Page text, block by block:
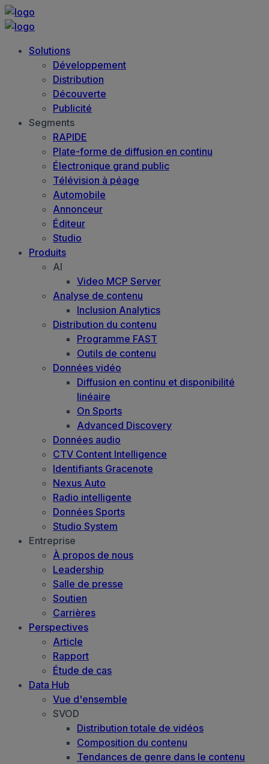
Solutions
Développement
Distribution
Découverte
Publicité
Segments
RAPIDE
Plate-forme de diffusion en continu
Électronique grand public
Télévision à péage
Automobile
Annonceur
Éditeur
Studio
Produits
AI
Video MCP Server
Analyse de contenu
Inclusion Analytics
Distribution du contenu
Programme FAST
Outils de contenu
Données vidéo
Diffusion en continu et disponibilité
linéaire
On Sports
Advanced Discovery
Données audio
CTV Content Intelligence
Identifiants Gracenote
Nexus Auto
Radio intelligente
Données Sports
Studio System
Entreprise
À propos de nous
Leadership
Salle de presse
Soutien
Carrières
Perspectives
Article
Rapport
Étude de cas
Data Hub
Vue d'ensemble
SVOD
Distribution totale de vidéos
Composition du contenu
Tendances de genre dans le contenu